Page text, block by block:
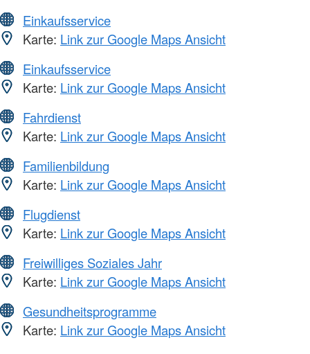
Einkaufsservice
Karte: Link zur Google Maps Ansicht
Einkaufsservice
Karte: Link zur Google Maps Ansicht
Fahrdienst
Karte: Link zur Google Maps Ansicht
Familienbildung
Karte: Link zur Google Maps Ansicht
Flugdienst
Karte: Link zur Google Maps Ansicht
Freiwilliges Soziales Jahr
Karte: Link zur Google Maps Ansicht
Gesundheitsprogramme
Karte: Link zur Google Maps Ansicht